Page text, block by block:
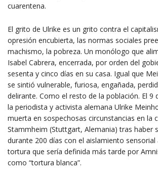
cuarentena.
El grito de Ulrike es un grito contra el
opresión encubierta, las normas sociales
machismo, la pobreza. Un monólogo que
Isabel Cabrera, encerrada, por orden del
sesenta y cinco días en su casa. Igual que
se sintió vulnerable, furiosa, engañada,
delirante. Como el resto de la población. El 9
la periodista y activista alemana Ulrike
muerta en sospechosas circunstancias en la
Stammheim (Stuttgart, Alemania) tras haber
durante 200 días con el aislamiento sensorial
tortura que sería definida más tarde por
como “tortura blanca”.